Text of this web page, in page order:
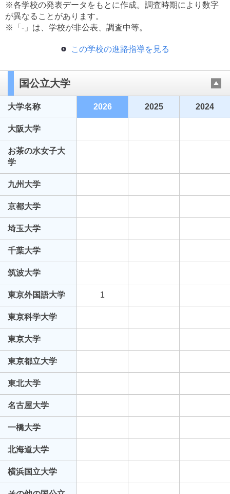
※各学校の発表データをもとに作成。調査時期により数字
が異なることがあります。
※「-」は、学校が非公表、調査中等。
この学校の進路指導を見る
国公立大学
大学名称 2026 2025 2024
大阪大学
お茶の水女子大
学
九州大学
京都大学
埼玉大学
千葉大学
筑波大学
東京外国語大学 1
東京科学大学
東京大学
東京都立大学
東北大学
名古屋大学
一橋大学
北海道大学
横浜国立大学